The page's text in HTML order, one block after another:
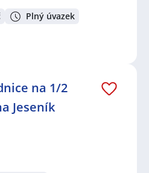
Plný úvazek
na 1/2
Jeseník